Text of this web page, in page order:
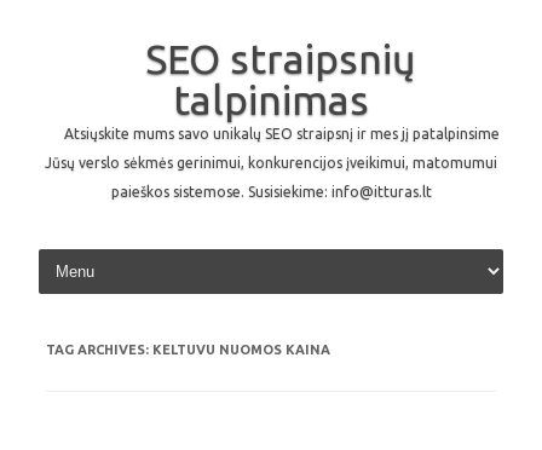
SEO straipsnių
talpinimas
Atsiųskite mums savo unikalų SEO straipsnį ir mes jį patalpinsime
Jūsų verslo sėkmės gerinimui, konkurencijos įveikimui, matomumui
paieškos sistemose. Susisiekime: info@itturas.lt
Skip to content
TAG ARCHIVES: KELTUVU NUOMOS KAINA